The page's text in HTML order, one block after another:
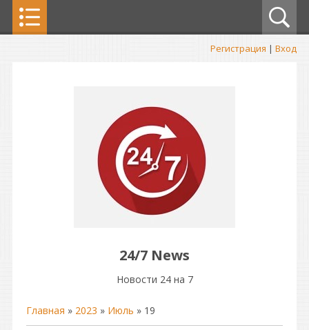
Регистрация | Вход
24/7 News
Новости 24 на 7
Главная » 2023 » Июль » 19